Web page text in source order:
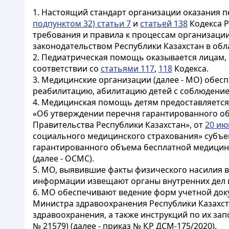
1. Настоящий стандарт организации оказания
подпунктом 32) статьи 7 и статьей 138 Кодекса
требования и правила к процессам
законодательством Республики Казахстан в
2. Педиатрическая помощь оказывается
соответствии со статьями 117, 118 Кодекса.
3. Медицинские организации (далее - МО)
реабилитацию, абилитацию детей с
4. Медицинская помощь детям
«Об утверждении перечня гарантированного
Правительства Республики Казахстан», от20
социального медицинского страхования»
гарантированного объема бесплатной
(далее - ОСМС).
5. МО, выявившие факты физического насилия
информации извещают органы внутренних
6. МО обеспечивают ведение форм учетной
Министра здравоохранения Республики
здравоохранения, а также инструкций по их
№ 21579) (далее - приказ № ҚР ДСМ-175/2020).